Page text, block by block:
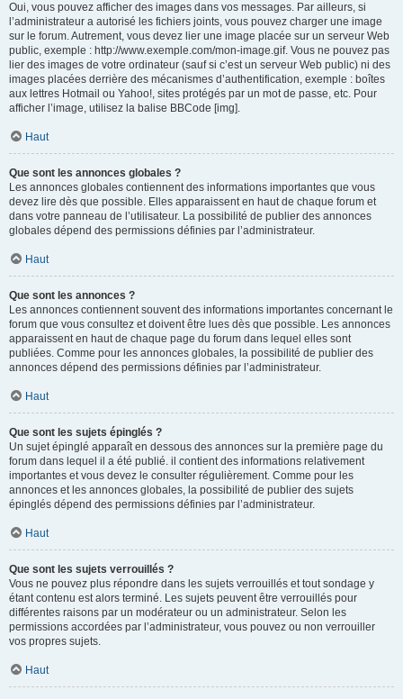
Oui, vous pouvez afficher des images dans vos messages. Par ailleurs, si
l’administrateur a autorisé les fichiers joints, vous pouvez charger une image
sur le forum. Autrement, vous devez lier une image placée sur un serveur Web
public, exemple : http://www.exemple.com/mon-image.gif. Vous ne pouvez pas
lier des images de votre ordinateur (sauf si c’est un serveur Web public) ni des
images placées derrière des mécanismes d’authentification, exemple : boîtes
aux lettres Hotmail ou Yahoo!, sites protégés par un mot de passe, etc. Pour
afficher l’image, utilisez la balise BBCode [img].
Haut
Que sont les annonces globales ?
Les annonces globales contiennent des informations importantes que vous
devez lire dès que possible. Elles apparaissent en haut de chaque forum et
dans votre panneau de l’utilisateur. La possibilité de publier des annonces
globales dépend des permissions définies par l’administrateur.
Haut
Que sont les annonces ?
Les annonces contiennent souvent des informations importantes concernant le
forum que vous consultez et doivent être lues dès que possible. Les annonces
apparaissent en haut de chaque page du forum dans lequel elles sont
publiées. Comme pour les annonces globales, la possibilité de publier des
annonces dépend des permissions définies par l’administrateur.
Haut
Que sont les sujets épinglés ?
Un sujet épinglé apparaît en dessous des annonces sur la première page du
forum dans lequel il a été publié. il contient des informations relativement
importantes et vous devez le consulter régulièrement. Comme pour les
annonces et les annonces globales, la possibilité de publier des sujets
épinglés dépend des permissions définies par l’administrateur.
Haut
Que sont les sujets verrouillés ?
Vous ne pouvez plus répondre dans les sujets verrouillés et tout sondage y
étant contenu est alors terminé. Les sujets peuvent être verrouillés pour
différentes raisons par un modérateur ou un administrateur. Selon les
permissions accordées par l’administrateur, vous pouvez ou non verrouiller
vos propres sujets.
Haut